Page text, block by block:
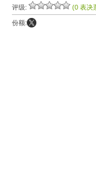
评级: (0 表决
份额: